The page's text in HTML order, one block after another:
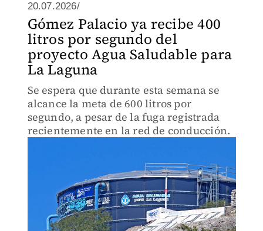
20.07.2026/
Gómez Palacio ya recibe 400
litros por segundo del
proyecto Agua Saludable para
La Laguna
Se espera que durante esta semana se
alcance la meta de 600 litros por
segundo, a pesar de la fuga registrada
recientemente en la red de conducción.